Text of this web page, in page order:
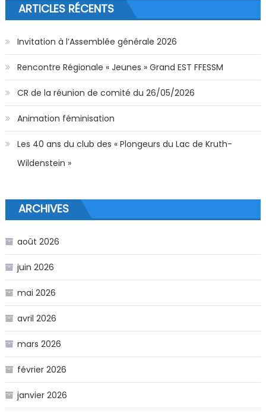
ARTICLES RÉCENTS
Invitation à l’Assemblée générale 2026
Rencontre Régionale « Jeunes » Grand EST FFESSM
CR de la réunion de comité du 26/05/2026
Animation féminisation
Les 40 ans du club des « Plongeurs du Lac de Kruth-
Wildenstein »
ARCHIVES
août 2026
juin 2026
mai 2026
avril 2026
mars 2026
février 2026
janvier 2026